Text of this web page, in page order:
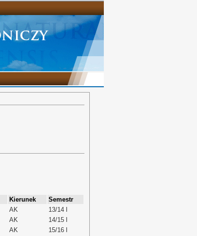
Kierunek
Semestr
AK
13/14 l
AK
14/15 l
AK
15/16 l